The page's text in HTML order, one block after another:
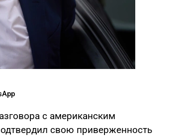
с американским
свою приверженность